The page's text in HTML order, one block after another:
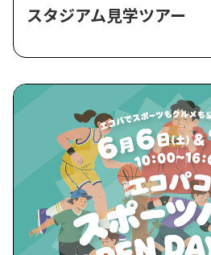
スタジアム見学ツアー